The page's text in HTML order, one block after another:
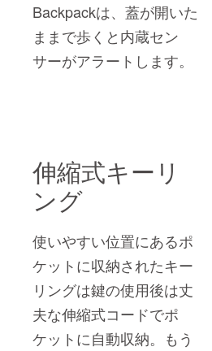
Backpackは、蓋が開いた
ままで歩くと内蔵セン
サーがアラートします。
伸縮式キーリ
ング
使いやすい位置にあるポ
ケットに収納されたキー
リングは鍵の使用後は丈
夫な伸縮式コードでポ
ケットに自動収納。もう